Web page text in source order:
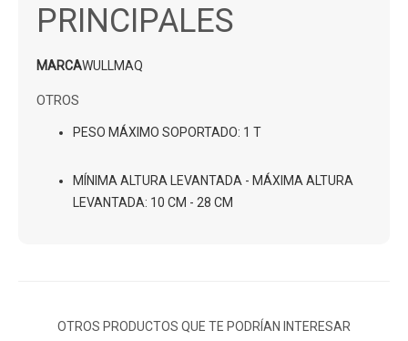
PRINCIPALES
MARCAWULLMAQ
OTROS
PESO MÁXIMO SOPORTADO: 1 T
MÍNIMA ALTURA LEVANTADA - MÁXIMA ALTURA
LEVANTADA: 10 CM - 28 CM
OTROS PRODUCTOS QUE TE PODRÍAN INTERESAR